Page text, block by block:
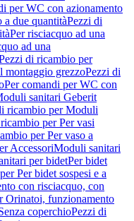
per WC con azionamento
a due quantitàPezzi di
Per risciacquo ad una
ad una
di ricambio per
montaggio grezzoPezzi di
Per comandi per WC con
sanitari Geberit
ricambio per Moduli
per Per vasi
per Per vaso a
AccessoriModuli sanitari
per bidetPer bidet
Per bidet sospesi e a
con risciacquo, con
Orinatoi, funzionamento
coperchioPezzi di